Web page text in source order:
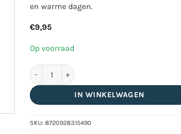
en warme dagen.
€9,95
Op voorraad
Ravelife - Festival Neckfan - Oranje
IN WINKELWAGEN
SKU: 8720928315490